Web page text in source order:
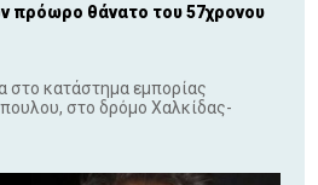
πρόωρο θάνατο του 57χρονου
στο κατάστημα εμπορίας
στο δρόμο Χαλκίδας-